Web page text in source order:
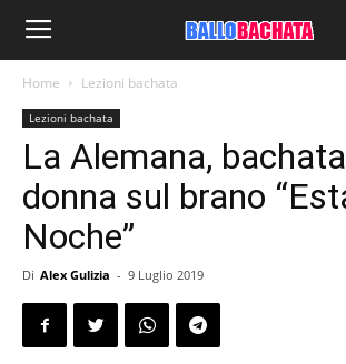
Home Lezioni bachata
Lezioni bachata
La Alemana,
donna sul brano
Noche”
Di Alex Gulizia - 9 Luglio 2019